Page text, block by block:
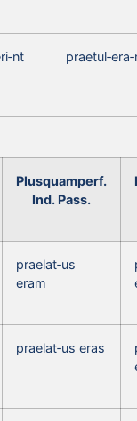
Plusquamperf.
Ind. Pass.
praelat‑us
eram
praelat‑us eras